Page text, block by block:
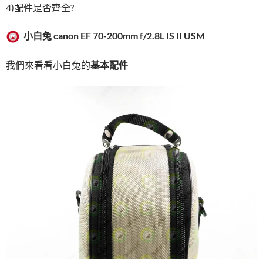
4)配件是否齊全?
小白兔 canon EF 70-200mm f/2.8L IS II USM
我們來看看小白兔的基本配件